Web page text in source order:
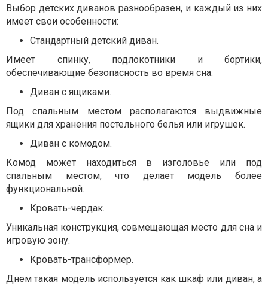
Выбор детских диванов разнообразен, и каждый из них
имеет свои особенности:
Стандартный детский диван.
Имеет спинку, подлокотники и бортики,
обеспечивающие безопасность во время сна.
Диван с ящиками.
Под спальным местом располагаются выдвижные
ящики для хранения постельного белья или игрушек.
Диван с комодом.
Комод может находиться в изголовье или под
спальным местом, что делает модель более
функциональной.
Кровать-чердак.
Уникальная конструкция, совмещающая место для сна и
игровую зону.
Кровать-трансформер.
Днем такая модель используется как шкаф или диван, а